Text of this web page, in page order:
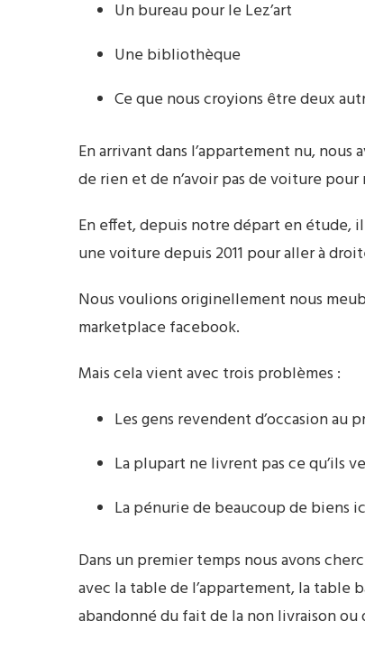
Un bureau pour le Lez’art
Une bibliothèque
Ce que nous croyions être deux
En arrivant dans l’appartement nu,
de rien et de n’avoir pas de voiture pour
En effet, depuis notre départ en étude,
une voiture depuis 2011 pour aller à
Nous voulions originellement nous
marketplace facebook.
Mais cela vient avec trois problèmes :
Les gens revendent d’occasion au
La plupart ne livrent pas ce qu’ils
La pénurie de beaucoup de biens
Dans un premier temps nous avons
avec la table de l’appartement, la table
abandonné du fait de la non livraison ou